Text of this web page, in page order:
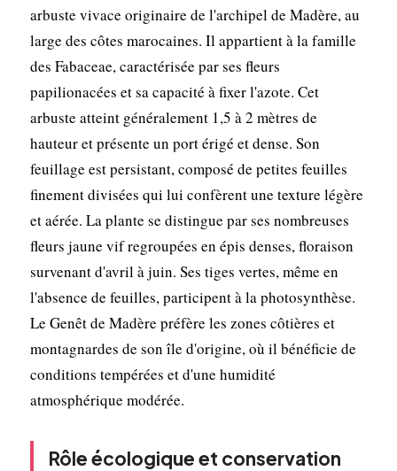
arbuste vivace originaire de l'archipel de Madère, au
large des côtes marocaines. Il appartient à la famille
des Fabaceae, caractérisée par ses fleurs
papilionacées et sa capacité à fixer l'azote. Cet
arbuste atteint généralement 1,5 à 2 mètres de
hauteur et présente un port érigé et dense. Son
feuillage est persistant, composé de petites feuilles
finement divisées qui lui confèrent une texture légère
et aérée. La plante se distingue par ses nombreuses
fleurs jaune vif regroupées en épis denses, floraison
survenant d'avril à juin. Ses tiges vertes, même en
l'absence de feuilles, participent à la photosynthèse.
Le Genêt de Madère préfère les zones côtières et
montagnardes de son île d'origine, où il bénéficie de
conditions tempérées et d'une humidité
atmosphérique modérée.
Rôle écologique et conservation